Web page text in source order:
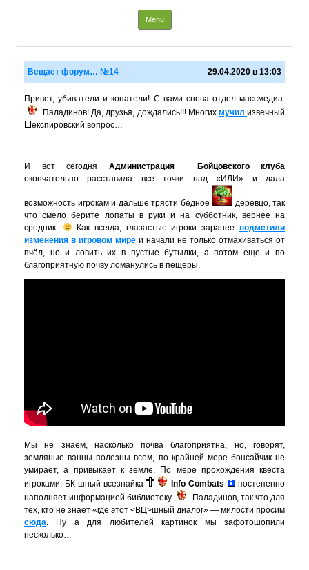
Info PaladinsMenu
Skip to content
Вещает форум… №14 29.04.2020 в 13:03
Привет, убиватели и копатели! С вами снова отдел массмедиа
Паладинов! Да, друзья, дождались!!! Многих мучилизвечный
Шекспировский вопрос…
И вот сегодня Администрация
Бойцовского клуба
окончательно расставила все точки над «ИЛИ» и дала
возможность игрокам и дальше трясти бедное
деревцо, так
что смело берите лопаты в руки и на субботник, вернее на
средник.
Как всегда, глазастые игроки заранееподметили
изменения в игровом мире и начали не только отмахиваться от
пчёл, но и ловить их в пустые бутылки, а потом еще и по
благоприятную почву ломанулись в пещеры.
Мы не знаем, насколько почва благоприятна, но, говорят,
земляные ванны полезны всем, по крайней мере бонсайчик не
умирает, а привыкает к земле. По мере прохождения квеста
игроками, БК-шный всезнайка
Info Combats
постепенно
наполняет информацией библиотеку
Паладинов, так что для
тех, кто не знает «где этот <ВЦ>шный диалог» — милости просим
сюда . Ну а для любителей картинок мы зафотошопили
несколько…